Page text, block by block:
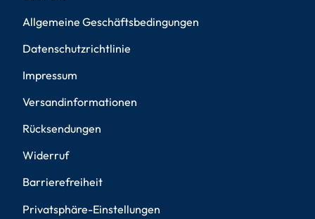
Allgemeine Geschäftsbedingungen
Datenschutzrichtlinie
Impressum
Versandinformationen
Rücksendungen
Widerruf
Barrierefreiheit
Privatsphäre-Einstellungen